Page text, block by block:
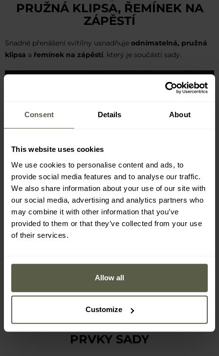
Consent Details About
This website uses cookies
We use cookies to personalise content and ads, to
provide social media features and to analyse our traffic.
We also share information about your use of our site with
our social media, advertising and analytics partners who
may combine it with other information that you’ve
provided to them or that they’ve collected from your use
of their services.
Allow all
Customize
PRUŽNÁ KLIPSA, ŘEMÍNEK NA
ZÁPĚSTÍ
Snadné přenášení svítilny usnadňuje odnímatelná, pružná
klipsa a řemínek na zápěstí, který je součástí sady.
PRVKY SADY